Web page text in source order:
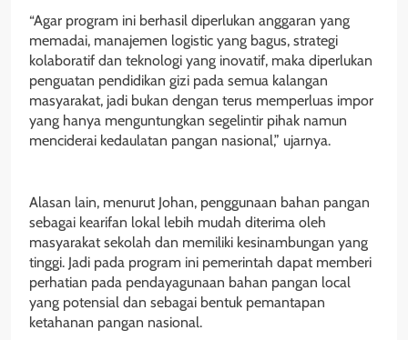
“Agar program ini berhasil diperlukan anggaran yang
memadai, manajemen logistic yang bagus, strategi
kolaboratif dan teknologi yang inovatif, maka diperlukan
penguatan pendidikan gizi pada semua kalangan
masyarakat, jadi bukan dengan terus memperluas impor
yang hanya menguntungkan segelintir pihak namun
menciderai kedaulatan pangan nasional,” ujarnya.
Alasan lain, menurut Johan, penggunaan bahan pangan
sebagai kearifan lokal lebih mudah diterima oleh
masyarakat sekolah dan memiliki kesinambungan yang
tinggi. Jadi pada program ini pemerintah dapat memberi
perhatian pada pendayagunaan bahan pangan local
yang potensial dan sebagai bentuk pemantapan
ketahanan pangan nasional.